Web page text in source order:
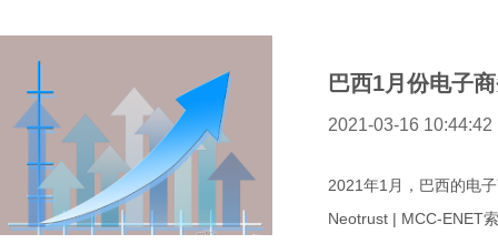
巴西1月份电子
2021-03-16 10:44:42
2021年1月，巴西的电
Neotrust | MCC-ENET